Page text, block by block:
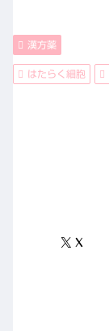
漢方薬
はたらく細胞
X